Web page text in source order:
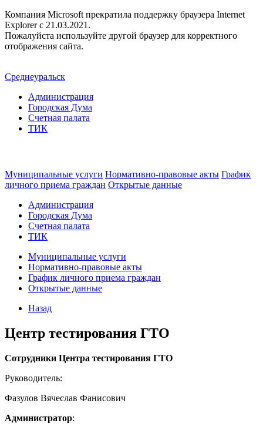
Компания Microsoft прекратила поддержку браузера Internet
Explorer c 21.03.2021.
Пожалуйста используйте другой браузер для корректного
отображения сайта.
Среднеуральск
Администрация
Городская Дума
Счетная палата
ТИК
Муниципальные услуги Нормативно-правовые акты График
личного приема граждан Открытые данные
Администрация
Городская Дума
Счетная палата
ТИК
Муниципальные услуги
Нормативно-правовые акты
График личного приема граждан
Открытые данные
Назад
Центр тестирования ГТО
Сотрудники Центра тестирования ГТО
Руководитель:
Фазулов Вячеслав Фанисович
Администратор: